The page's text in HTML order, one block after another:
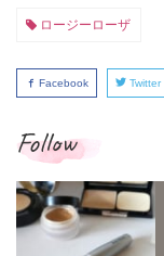
ロージーローザ
Facebook Twitter
Follow